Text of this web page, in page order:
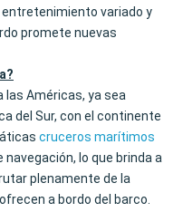
variado y
promete nuevas
Américas, ya sea
del Sur, con el continente
cruceros marítimos
lo que brinda a
plenamente de la
a bordo del barco.